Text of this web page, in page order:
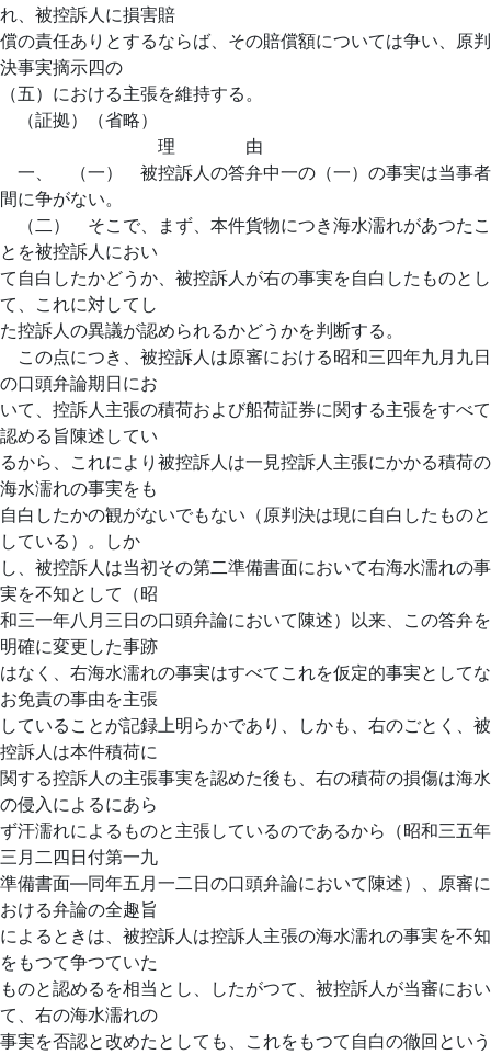
れ、被控訴人に損害賠
償の責任ありとするならば、その賠償額については争い、原判
決事実摘示四の
（五）における主張を維持する。
（証拠）（省略）
理 由
一、 （一） 被控訴人の答弁中一の（一）の事実は当事者
間に争がない。
（二） そこで、まず、本件貨物につき海水濡れがあつたこ
とを被控訴人におい
て自白したかどうか、被控訴人が右の事実を自白したものとし
て、これに対してし
た控訴人の異議が認められるかどうかを判断する。
この点につき、被控訴人は原審における昭和三四年九月九日
の口頭弁論期日にお
いて、控訴人主張の積荷および船荷証券に関する主張をすべて
認める旨陳述してい
るから、これにより被控訴人は一見控訴人主張にかかる積荷の
海水濡れの事実をも
自白したかの観がないでもない（原判決は現に自白したものと
している）。しか
し、被控訴人は当初その第二準備書面において右海水濡れの事
実を不知として（昭
和三一年八月三日の口頭弁論において陳述）以来、この答弁を
明確に変更した事跡
はなく、右海水濡れの事実はすべてこれを仮定的事実としてな
お免責の事由を主張
していることが記録上明らかであり、しかも、右のごとく、被
控訴人は本件積荷に
関する控訴人の主張事実を認めた後も、右の積荷の損傷は海水
の侵入によるにあら
ず汗濡れによるものと主張しているのであるから（昭和三五年
三月二四日付第一九
準備書面―同年五月一二日の口頭弁論において陳述）、原審に
おける弁論の全趣旨
によるときは、被控訴人は控訴人主張の海水濡れの事実を不知
をもつて争つていた
ものと認めるを相当とし、したがつて、被控訴人が当審におい
て、右の海水濡れの
事実を否認と改めたとしても、これをもつて自白の徹回という